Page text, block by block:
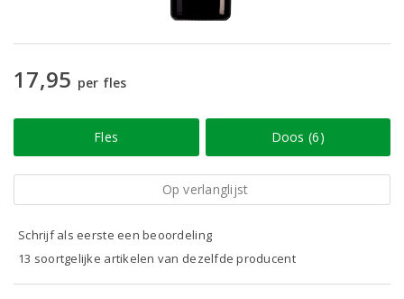
17,95 per fles
Fles Doos (6)
Op verlanglijst
Schrijf als eerste een beoordeling
13 soortgelijke artikelen van dezelfde producent